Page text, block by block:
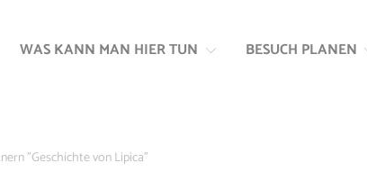
Inhalt
Navigation
WAS KANN MAN HIER TUN BESUCH PLANEN
"Geschichte von Lipica"